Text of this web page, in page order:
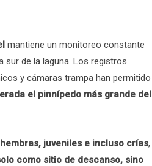
mantiene un monitoreo constante
sur de la laguna. Los registros
y cámaras trampa han permitido
el pinnípedo más grande del
juveniles e incluso crías,
como sitio de descanso, sino